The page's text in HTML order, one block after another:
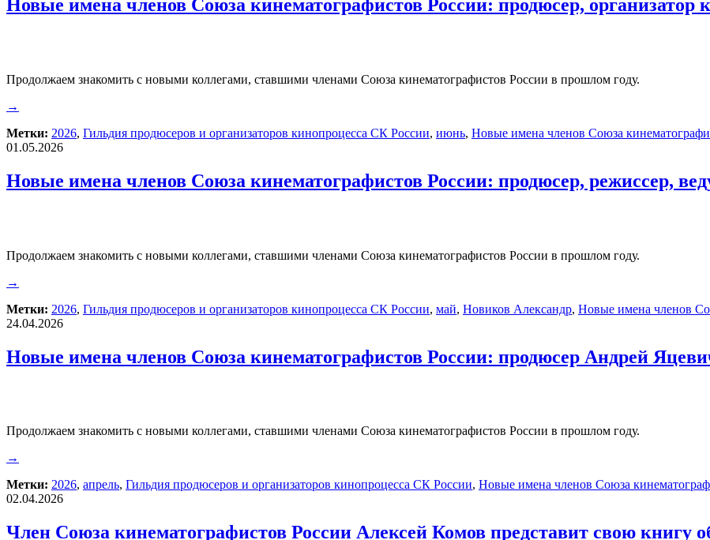
Новые имена членов Союза кинематографистов России: продюсер, организатор
Продолжаем знакомить с новыми коллегами, ставшими членами Союза кинематографистов России в прошлом году.
→
Метки: 2026, Гильдия продюсеров и организаторов кинопроцесса СК России, июнь, Новые имена членов Союза
01.05.2026
Новые имена членов Союза кинематографистов России: продюсер, режиссер,
Продолжаем знакомить с новыми коллегами, ставшими членами Союза кинематографистов России в прошлом году.
→
Метки: 2026, Гильдия продюсеров и организаторов кинопроцесса СК России, май, Новиков Александр, Новые имена членов
24.04.2026
Новые имена членов Союза кинематографистов России: продюсер Андрей
Продолжаем знакомить с новыми коллегами, ставшими членами Союза кинематографистов России в прошлом году.
→
Метки: 2026, апрель, Гильдия продюсеров и организаторов кинопроцесса СК России, Новые имена членов Союза
02.04.2026
Член Союза кинематографистов России Алексей Комов представит свою книгу